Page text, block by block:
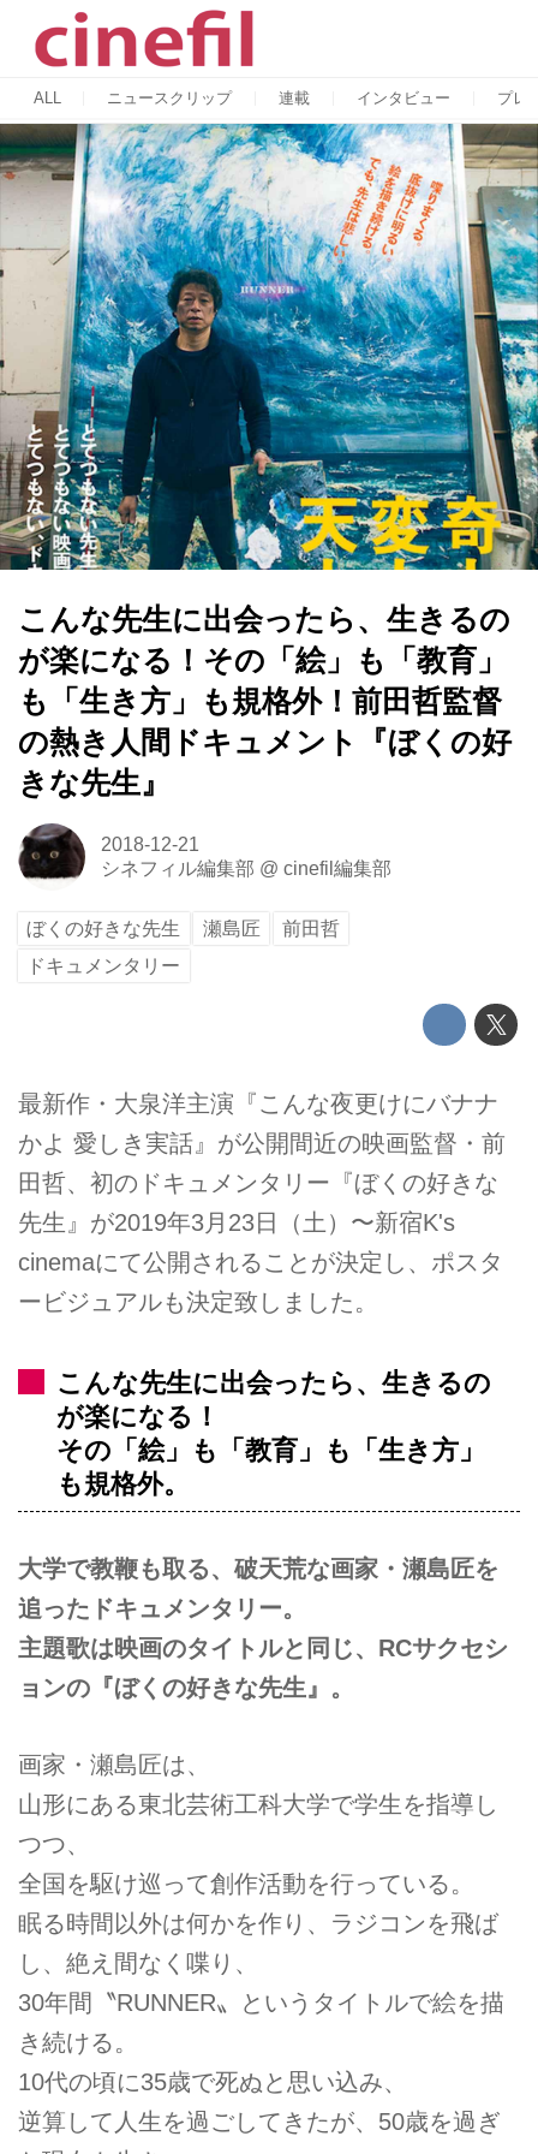
ALL ニュースクリップ 連載 インタビュー プレ
こんな先生に出会ったら、生きるの
が楽になる！その「絵」も「教育」
も「生き方」も規格外！前田哲監督
の熱き人間ドキュメント『ぼくの好
きな先生』
2018-12-21
シネフィル編集部 @ cinefil編集部
ぼくの好きな先生 瀬島匠
前田哲
ドキュメンタリー
最新作・大泉洋主演『こんな夜更けにバナナ
かよ 愛しき実話』が公開間近の映画監督・前
田哲、初のドキュメンタリー『ぼくの好きな
先生』が2019年3月23日（土）〜新宿K's
cinemaにて公開されることが決定し、ポスタ
ービジュアルも決定致しました。
こんな先生に出会ったら、生きるの
が楽になる！
その「絵」も「教育」も「生き方」
も規格外。
大学で教鞭も取る、破天荒な画家・瀬島匠を
追ったドキュメンタリー。
主題歌は映画のタイトルと同じ、RCサクセシ
ョンの『ぼくの好きな先生』。
画家・瀬島匠は、
山形にある東北芸術工科大学で学生を指導し
つつ、
全国を駆け巡って創作活動を行っている。
眠る時間以外は何かを作り、ラジコンを飛ば
し、絶え間なく喋り、
30年間〝RUNNER〟というタイトルで絵を描
き続ける。
10代の頃に35歳で死ぬと思い込み、
逆算して人生を過ごしてきたが、50歳を過ぎ